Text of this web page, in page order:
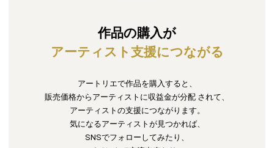
作品の購入が
アーティスト支援につながる
アートリエで作品を購入すると、
販売価格からアーティストに収益金が分配 されて、
アーティストの支援につながります。
気になるアーティストが見つかれば、
SNSでフォローしてみたり、